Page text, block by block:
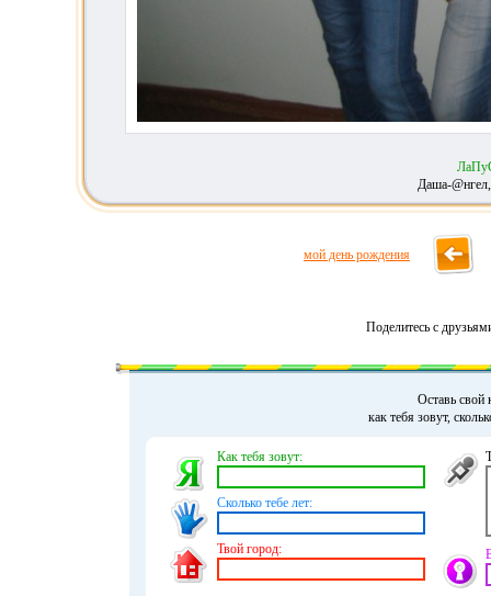
Даша-
мой день рождения
Поделитесь с
Оставь свой
как тебя зовут,
Как тебя зовут:
Сколько тебе лет:
Твой город: